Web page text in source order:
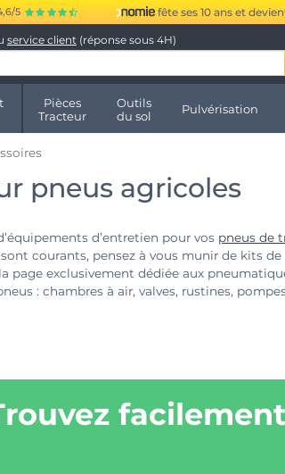
5 fête ses 10 ans et devient
service client (réponse sous 4H)
Pièces
Tracteur
Outils
du sol
Pulvérisation
pneus agricoles
d’entretien pour vos pneus de
courants, pensez à vous munir de kits de
page exclusivement dédiée aux
: chambres à air, valves, rustines,